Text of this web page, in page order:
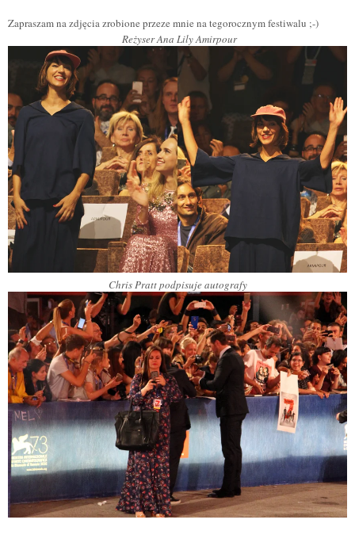
Zapraszam na zdjęcia zrobione przeze mnie na tegorocznym festiwalu ;-)
Reżyser Ana Lily Amirpour
Chris Pratt podpisuje autografy